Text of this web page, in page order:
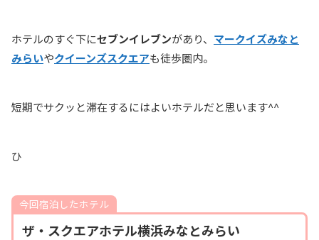
ホテルのすぐ下にセブンイレブンがあり、 マークイズみなと
みらいやクイーンズスクエアも徒歩圏内。
短期でサクッと滞在するにはよいホテルだと思います^^
ひ
今回宿泊したホテル
ザ・スクエアホテル横浜みなとみらい